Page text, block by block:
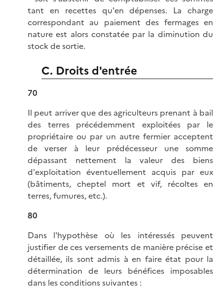
tant en recettes qu'en dépenses. La charge
correspondant au paiement des fermages en
nature est alors constatée par la diminution du
stock de sortie.
C. Droits d'entrée
70
Il peut arriver que des agriculteurs prenant à bail
des terres précédemment exploitées par le
propriétaire ou par un autre fermier acceptent
de verser à leur prédécesseur une somme
dépassant nettement la valeur des biens
d'exploitation éventuellement acquis par eux
(bâtiments, cheptel mort et vif, récoltes en
terres, fumures, etc.).
80
Dans l'hypothèse où les intéressés peuvent
justifier de ces versements de manière précise et
détaillée, ils sont admis à en faire état pour la
détermination de leurs bénéfices imposables
dans les conditions suivantes :